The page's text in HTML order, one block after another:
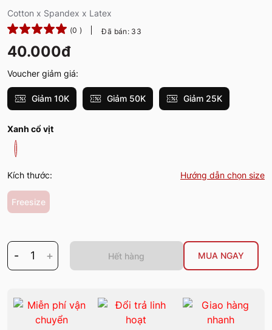
Cotton x Spandex x Latex
(0 ) Đã bán: 33
40.000đ
Voucher giảm giá:
Giảm 10K Giảm 50K Giảm 25K
Xanh cổ vịt
Kích thước: Hướng dẫn chọn size
Freesize
- 1 + Hết hàng MUA NGAY